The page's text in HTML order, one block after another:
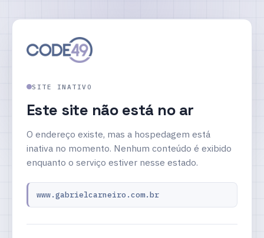
SITE INATIVO
Este site não está no ar
O endereço existe, mas a hospedagem está
inativa no momento. Nenhum conteúdo é exibido
enquanto o serviço estiver nesse estado.
www.gabrielcarneiro.com.br